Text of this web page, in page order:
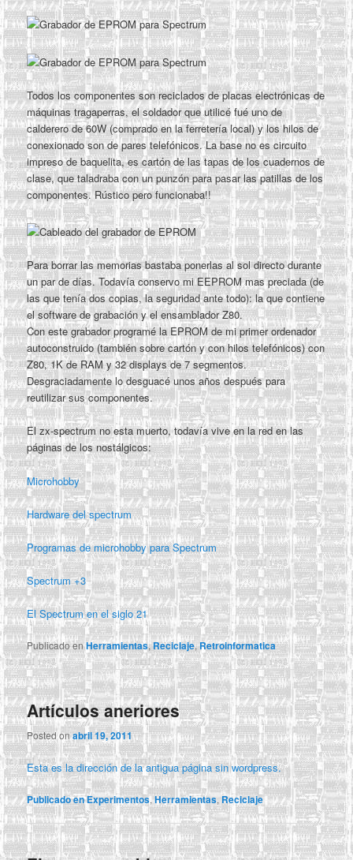
Todos los componentes son reciclados de placas electrónicas de
máquinas tragaperras, el soldador que utilicé fué uno de
calderero de 60W (comprado en la ferretería local) y los hilos de
conexionado son de pares telefónicos. La base no es circuito
impreso de baquelita, es cartón de las tapas de los cuadernos de
clase, que taladraba con un punzón para pasar las patillas de los
componentes. Rústico pero funcionaba!!
Para borrar las memorias bastaba ponerlas al sol directo durante
un par de días. Todavía conservo mi EEPROM mas preciada (de
las que tenía dos copias, la seguridad ante todo): la que contiene
el software de grabación y el ensamblador Z80.
Con este grabador programé la EPROM de mi primer ordenador
autoconstruido (también sobre cartón y con hilos telefónicos) con
Z80, 1K de RAM y 32 displays de 7 segmentos.
Desgraciadamente lo desguacé unos años después para
reutilizar sus componentes.
El zx-spectrum no esta muerto, todavía vive en la red en las
páginas de los nostálgicos:
Microhobby
Hardware del spectrum
Programas de microhobby para Spectrum
Spectrum +3
El Spectrum en el siglo 21
Publicado enHerramientas,Reciclaje,Retroinformatica
Artículos aneriores
Posted onabril 19, 2011
Esta es la dirección de la antigua página sin wordpress.
Publicado enExperimentos,Herramientas,Reciclaje